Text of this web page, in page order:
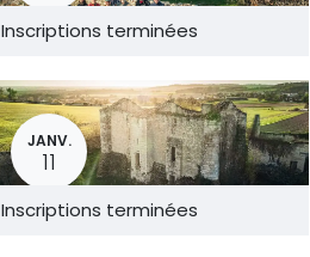
Inscriptions terminées
JANV.
11
Inscriptions terminées